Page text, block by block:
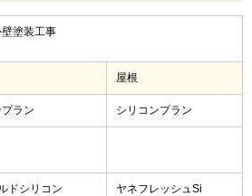
塗装工事
屋根
ラン シリコンプラン
ドシリコン ヤネフレッシュSi